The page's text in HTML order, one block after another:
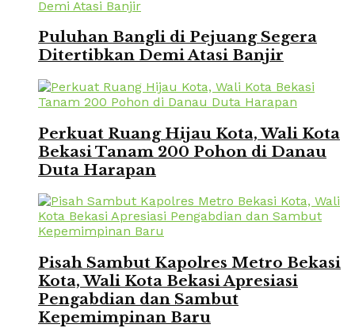
Puluhan Bangli di Pejuang Segera
Ditertibkan Demi Atasi Banjir
Perkuat Ruang Hijau Kota, Wali Kota
Bekasi Tanam 200 Pohon di Danau
Duta Harapan
Pisah Sambut Kapolres Metro Bekasi
Kota, Wali Kota Bekasi Apresiasi
Pengabdian dan Sambut
Kepemimpinan Baru